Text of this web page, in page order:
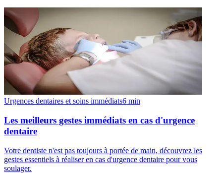
Urgences dentaires et soins immédiats6 min
Les meilleurs gestes immédiats en cas d'urgence
dentaire
Votre dentiste n'est pas toujours à portée de main, découvrez les
gestes essentiels à réaliser en cas d'urgence dentaire pour vous
soulager.